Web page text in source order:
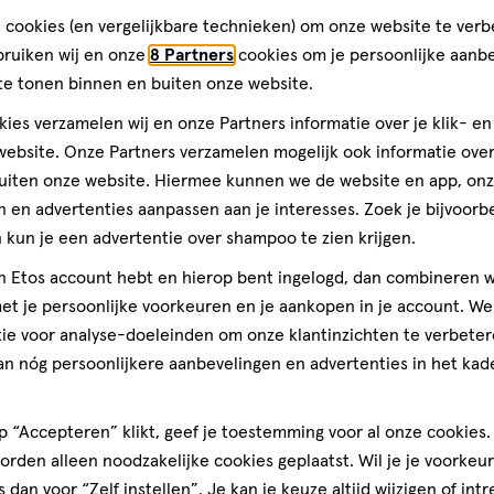
Kloven-Zalf 125 ML
Toevoegenverhoog aantal met één,Bijna uitverkocht!Er
Gehwol 8-In-1 Voetcreme 75
1 Toevoegen
cookies (en vergelijkbare technieken) om onze website te
wij en onze 8 Partners cookies om je persoonlijke
tonen binnen en buiten onze website.
verzamelen wij en onze Partners informatie over je klik-
Onze Partners verzamelen mogelijk ook informatie
onze website. Hiermee kunnen we de website en app,
en advertenties aanpassen aan je interesses. Zoek je
kun je een advertentie over shampoo te zien krijgen.
Etos account hebt en hierop bent ingelogd, dan combineren
je persoonlijke voorkeuren en je aankopen in je account.
voor analyse-doeleinden om onze klantinzichten te
nóg persoonlijkere aanbevelingen en advertenties in het
“Accepteren” klikt, geef je toestemming voor al onze cookies.
alleen noodzakelijke cookies geplaatst. Wil je je
dan voor “Zelf instellen”. Je kan je keuze altijd wijzigen of